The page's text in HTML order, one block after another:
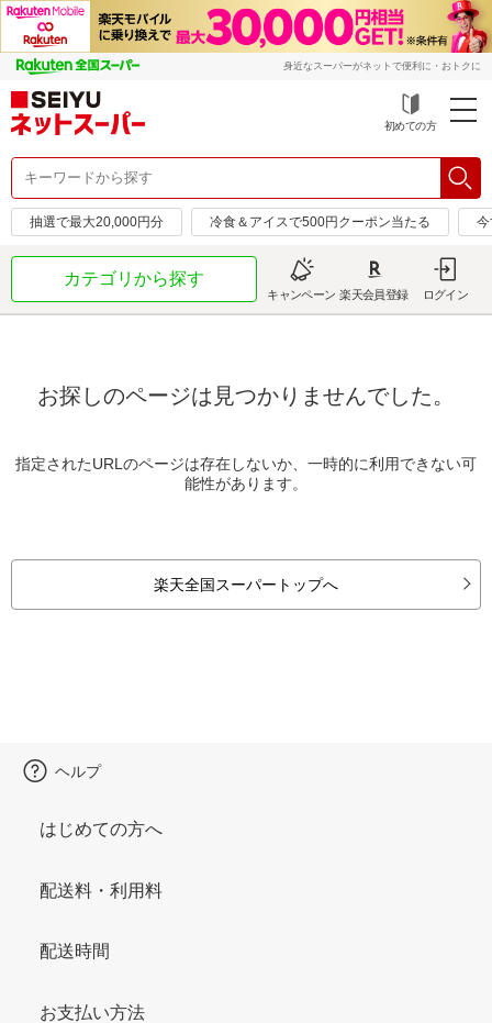
身近なスーパーがネットで便利に・おトクに
初めての方
抽選で最大20,000円分 冷食＆アイスで500円クーポン当たる
カテゴリから探す
キャンペーン 楽天会員登録 ログイン
お探しのページは見つかりませんでした。
指定されたURLのページは存在しないか、一時的に利用できない可
能性があります。
楽天全国スーパートップへ
ヘルプ
はじめての方へ
配送料・利用料
配送時間
お支払い方法